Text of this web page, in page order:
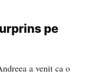
pe
a venit ca o